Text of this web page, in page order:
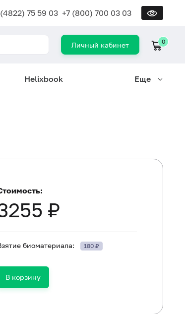
75 59 03 +7 (800) 700 03 03
Личный кабинет 0
Helixbook Еще
₽
биоматериала: 180 ₽
В корзину